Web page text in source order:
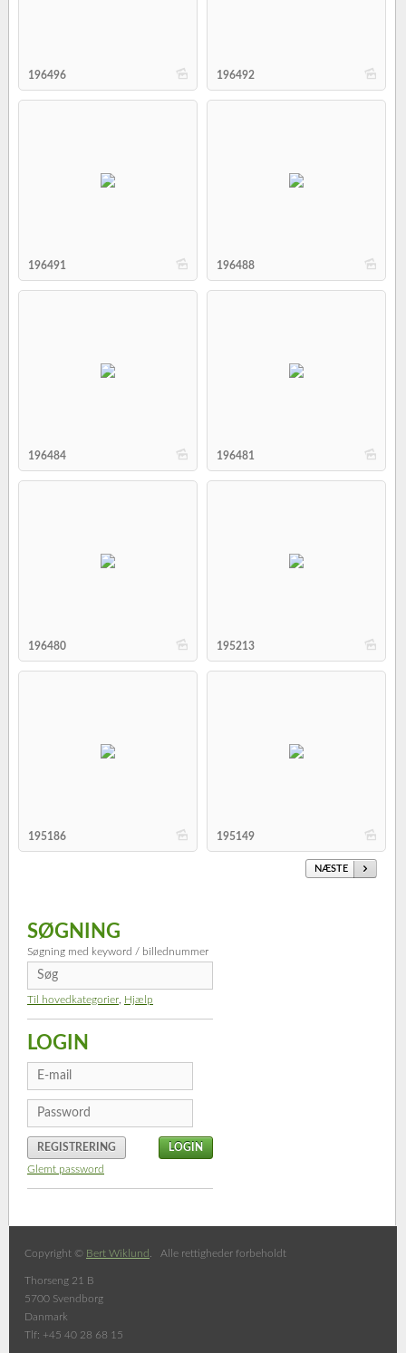
b
196496 b
196492
b
196491 b
196488
b
196484 b
196481
b
196480 b
195213
b
195186 b
195149
NÆSTE
SØGNING
Søgning med keyword / billednummer
Til hovedkategorier Hjælp
LOGIN
REGISTRERING
Glemt password
Copyright © Bert Wiklund . Alle rettigheder forbeholdt
Thorseng 21 B
5700 Svendborg
Danmark
Tlf: +45 40 28 68 15